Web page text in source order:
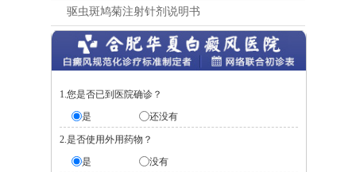
驱虫斑鸠菊注射针剂说明书
1.您是否已到医院确诊？
是
还没有
2.是否使用外用药物？
是
没有